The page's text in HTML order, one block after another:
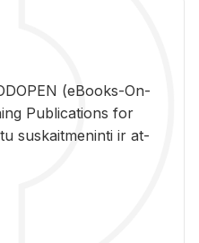
(eBo­oks-On-
Pub­li­ca­tions for
su­skait­me­nin­ti ir at­